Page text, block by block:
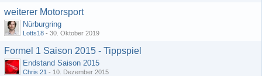
weiterer Motorsport
Nürburgring
Lotts18 - 30. Oktober 2019
Formel 1 Saison 2015 - Tippspiel
Endstand Saison 2015
Chris 21 - 10. Dezember 2015